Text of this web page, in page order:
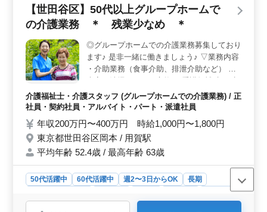
特別養護老人ホームでの看護師業務を担当します。入所
者の健康管理や薬の管理、往診の対応など、幅広い業務
積むことが可能です。 ＜福利厚生＞ 昇給や賞与の
ほか、Wi-Fi環境が整備されており、スマートな業務が可
能です。福利厚生も充実しており、安心して働ける環境
が整っています。仕事に集中しやすい環境が整ってお
り、キャリアを積むうえで理想的な職場です。
【世田谷区】50代以上グループホームで
の介護業務 ＊ 残業少なめ ＊
◎グループホームでの介護業務募集しており
ます♪ 是非一緒に働きましょう♪ ▽業務内容
・介助業務（食事介助、排泄介助など） ・
病室の清掃やシーツ交換 ・看護師補助 ・生
活援助 ・移動介助 ・入居者の健康管理 ・身
体機能の維持・回復サポート ・介護記録作
通費実費支給 皆様からのご応募お待ちして
おります！ まずはお気軽にお問い合わせ下
さい♪
介護福祉士・介護スタッフ (グループホームでの介護業務) / 正
社員・契約社員・アルバイト・パート・派遣社員
年収200万円〜400万円 時給1,000円〜1,800円
東京都世田谷区岡本 / 用賀駅
平均年齢 52.4歳 / 最高年齢 63歳
50代活躍中 60代活躍中 週2〜3日からOK
長期
派遣社員
介護福祉士・介護スタッフ